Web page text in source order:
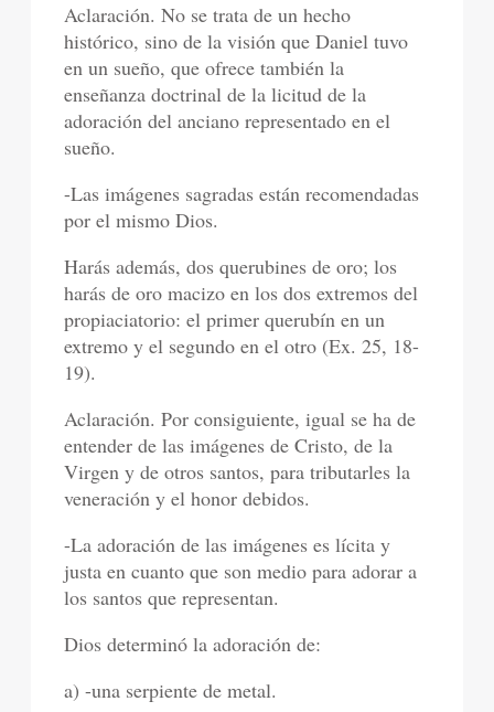
Aclaración. No se trata de un hecho
histórico, sino de la visión que Daniel tuvo
en un sueño, que ofrece también la
enseñanza doctrinal de la licitud de la
adoración del anciano representado en el
sueño.
-Las imágenes sagradas están recomendadas
por el mismo Dios.
Harás además, dos querubines de oro; los
harás de oro macizo en los dos extremos del
propiaciatorio: el primer querubín en un
extremo y el segundo en el otro (Ex. 25, 18-
19).
Aclaración. Por consiguiente, igual se ha de
entender de las imágenes de Cristo, de la
Virgen y de otros santos, para tributarles la
veneración y el honor debidos.
-La adoración de las imágenes es lícita y
justa en cuanto que son medio para adorar a
los santos que representan.
Dios determinó la adoración de:
a) -una serpiente de metal.